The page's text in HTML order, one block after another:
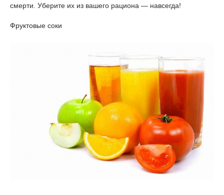
смерти. Уберите их из вашего рациона — навсегда!
Фруктовые соки